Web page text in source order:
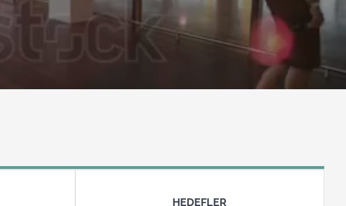
HEDEFLER